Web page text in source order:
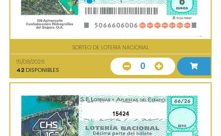
SORTEO DE LOTERIA NACIONAL
15/08/2026
42 DISPONIBLES 0
15424